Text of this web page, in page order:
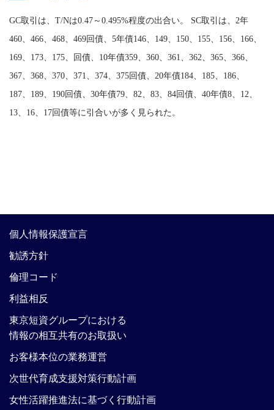
GC取引は、T/Nは0.47～0.495%程度の出合い。 SC取引は、2年
460、466、468、469回債、5年債146、149、150、155、156、166、
169、173、175、回債、10年債359、360、361、362、365、366、
367、368、370、371、374、375回債、20年債184、185、186、
187、189、190回債、30年債79、82、83、84回債、40年債8、12、
13、16、17回債等に引合いが多く見られた。
個人情報保護宣言
勧誘方針
倫理コード
利益相反
東京短資グループにおける
情報の相互共有のお取扱い
お客様本位の業務運営
次世代育成支援対策行動計画
女性活躍推進法に基づく行動計画